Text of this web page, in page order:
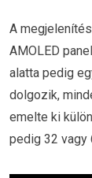
A
AMOLED
alatta pedig
dolgozik,
emelte ki
pedig 32 vagy